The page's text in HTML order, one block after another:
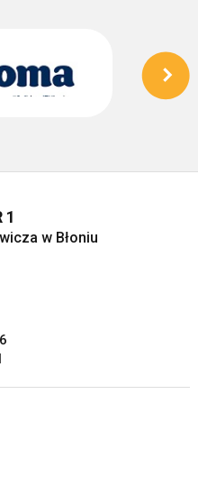
1
w Błoniu